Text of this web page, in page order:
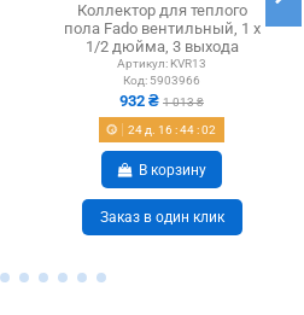
Коллектор для теплого
пола Fado вентильный, 1 х
1/2 дюйма, 3 выхода
Артикул: KVR13
Код: 5903966
932 ₴ 1 013 ₴
24д. 16 :44:02
В корзину
Заказ в один клик